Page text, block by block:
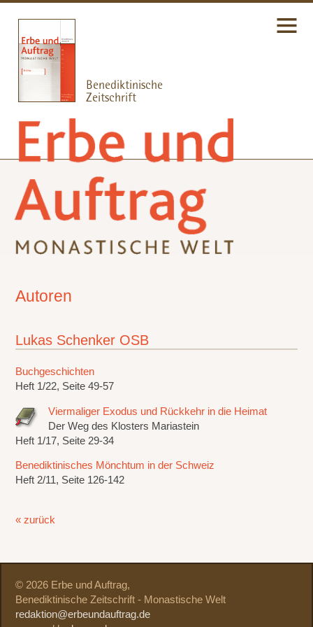
Autoren
Lukas Schenker OSB
Buchgeschichten
Heft 1/22, Seite 49-57
Viermaliger Exodus und Rückkehr in die Heimat
Der Weg des Klosters Mariastein
Heft 1/17, Seite 29-34
Benediktinisches Mönchtum in der Schweiz
Heft 2/11, Seite 126-142
« zurück
© 2026 Erbe und Auftrag,
Benediktinische Zeitschrift - Monastische Welt
redaktion@erbeundauftrag.de